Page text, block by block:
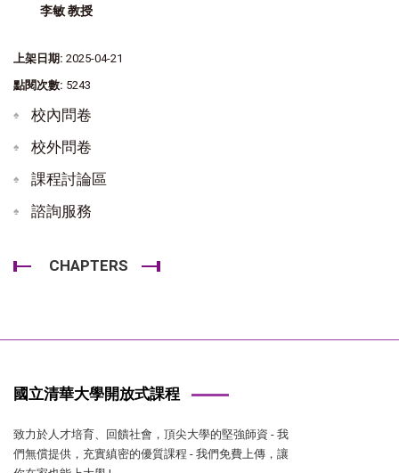
李敏 教授
上架日期: 2025-04-21
點閱次數: 5243
校內問卷
校外問卷
課程討論區
諮詢服務
CHAPTERS
國立清華大學開放式課程
致力於人才培育、回饋社會，頂尖大學的堅強師資 - 我
們無償提供，充實縝密的優質課程 - 我們免費上傳，讓